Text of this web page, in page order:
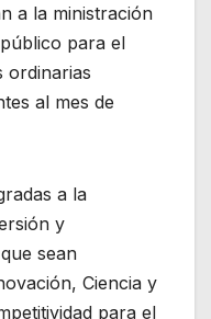
a la ministración
para el
ordinarias
al mes de
a la
y
sean
Ciencia y
para el